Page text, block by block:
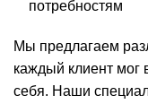
потребностям
Мы предлагаем
каждый клиент мог
себя. Наши